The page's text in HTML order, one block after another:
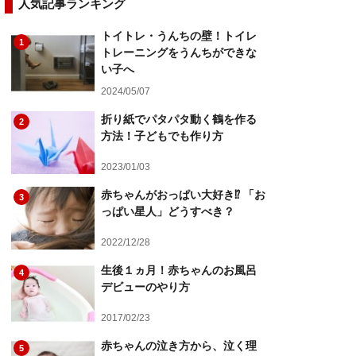
人気記事ランキング
1
トイトレ・うんちの壁！トイレ
トレーニングをうんちができな
い子へ
2024/05/07
2
折り紙でパタパタ動く鶴を作る
方法！子どもでも作り方
2023/01/03
3
赤ちゃんがおっぱい大好き⁉︎ 「お
っぱい星人」どうすべき？
2022/12/28
4
生後１ヵ月！赤ちゃんのお風呂
デビューのやり方
2017/02/23
5 赤ちゃんの泣き方から、泣く理